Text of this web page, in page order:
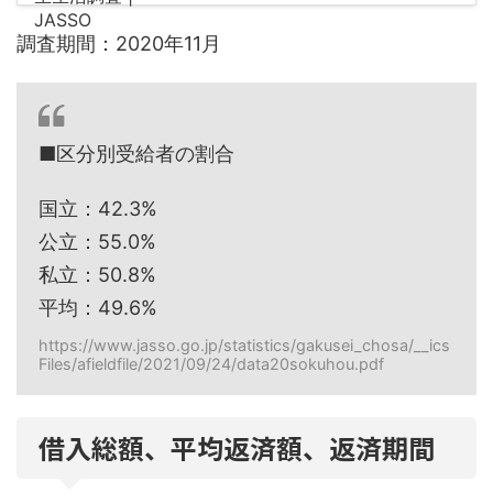
調査期間：2020年11月
■区分別受給者の割合
国立：42.3%
公立：55.0%
私立：50.8%
平均：49.6%
https://www.jasso.go.jp/statistics/gakusei_chosa/__ics
Files/afieldfile/2021/09/24/data20sokuhou.pdf
借入総額、平均返済額、返済期間